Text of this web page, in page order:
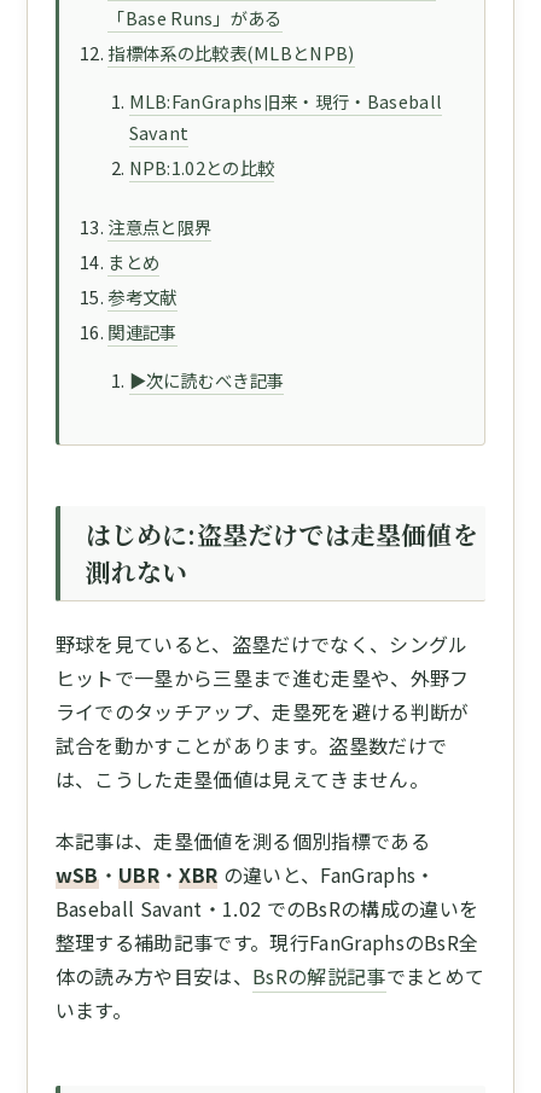
「Base Runs」がある
指標体系の比較表(MLBとNPB)
MLB:FanGraphs旧来・現行・Baseball
Savant
NPB:1.02との比較
注意点と限界
まとめ
参考文献
関連記事
▶次に読むべき記事
はじめに:盗塁だけでは走塁価値を
測れない
野球を見ていると、盗塁だけでなく、シングル
ヒットで一塁から三塁まで進む走塁や、外野フ
ライでのタッチアップ、走塁死を避ける判断が
試合を動かすことがあります。盗塁数だけで
は、こうした走塁価値は見えてきません。
本記事は、走塁価値を測る個別指標である
wSB・UBR ・XBR の違いと、FanGraphs・
Baseball Savant・1.02 でのBsRの構成の違いを
整理する補助記事です。現行FanGraphsのBsR全
体の読み方や目安は、 BsRの解説記事でまとめて
います。